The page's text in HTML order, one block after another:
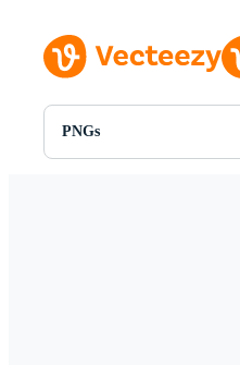
PNGs
Todas Imágenes